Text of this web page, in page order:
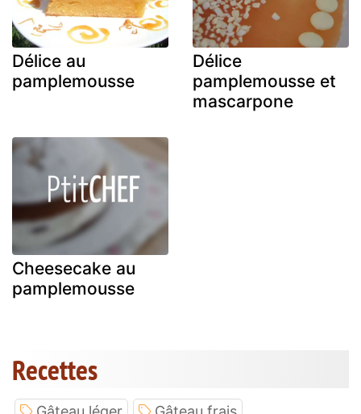
Délice au
pamplemousse
Délice
pamplemousse et
mascarpone
Cheesecake au
pamplemousse
Recettes